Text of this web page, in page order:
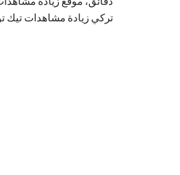
تركي زيادة مشاهدات تيك